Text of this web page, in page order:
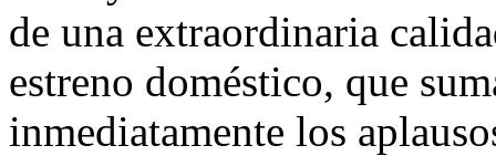
de una extraordinaria
estreno doméstico, que
inmediatamente los